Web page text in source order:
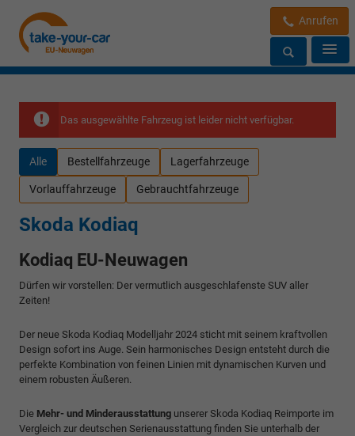
Anrufen
Das ausgewählte Fahrzeug ist leider nicht verfügbar.
Alle Bestellfahrzeuge Lagerfahrzeuge
Vorlauffahrzeuge Gebrauchtfahrzeuge
Skoda Kodiaq
Kodiaq EU-Neuwagen
Dürfen wir vorstellen: Der vermutlich ausgeschlafenste SUV aller
Zeiten!
Der neue Skoda Kodiaq Modelljahr 2024 sticht mit seinem kraftvollen
Design sofort ins Auge. Sein harmonisches Design entsteht durch die
perfekte Kombination von feinen Linien mit dynamischen Kurven und
einem robusten Äußeren.
Die Mehr- und Minderausstattung unserer Skoda Kodiaq Reimporte im
Vergleich zur deutschen Serienausstattung finden Sie unterhalb der